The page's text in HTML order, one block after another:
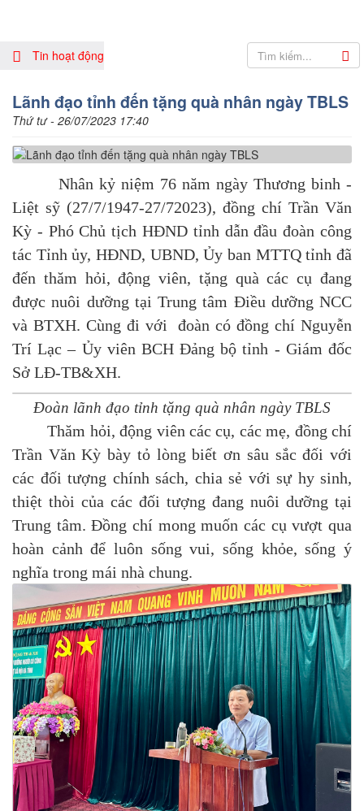
Tin hoạt động
Lãnh đạo tỉnh đến tặng quà nhân ngày TBLS
Thứ tư - 26/07/2023 17:40
Nhân kỷ niệm 76 năm ngày Thương binh -
Liệt sỹ (27/7/1947-27/72023), đồng chí Trần Văn
Kỳ - Phó Chủ tịch HĐND tỉnh dẫn đầu đoàn công
tác Tỉnh ủy, HĐND, UBND, Ủy ban MTTQ tỉnh đã
đến thăm hỏi, động viên, tặng quà các cụ đang
được nuôi dưỡng tại Trung tâm Điều dưỡng NCC
và BTXH. Cùng đi với đoàn có đồng chí Nguyễn
Trí Lạc – Ủy viên BCH Đảng bộ tỉnh - Giám đốc
Sở LĐ-TB&XH.
Đoàn lãnh đạo tỉnh tặng quà nhân ngày TBLS
Thăm hỏi, động viên các cụ, các mẹ, đồng chí
Trần Văn Kỳ bày tỏ lòng biết ơn sâu sắc đối với
các đối tượng chính sách, chia sẻ với sự hy sinh,
thiệt thòi của các đối tượng đang nuôi dưỡng tại
Trung tâm. Đồng chí mong muốn các cụ vượt qua
hoàn cảnh để luôn sống vui, sống khỏe, sống ý
nghĩa trong mái nhà chung.